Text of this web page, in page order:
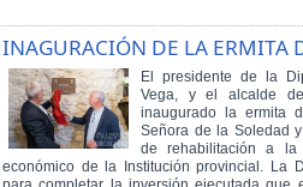
INAGURACIÓN DE LA ERMITA
El presidente de la
Vega, y el alcalde de
inaugurado la ermita
Señora de la Soledad
de rehabilitación a
económico de la Institución provincial. La